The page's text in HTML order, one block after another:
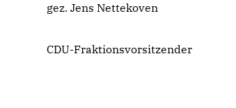
gez. Jens Nettekoven
CDU-